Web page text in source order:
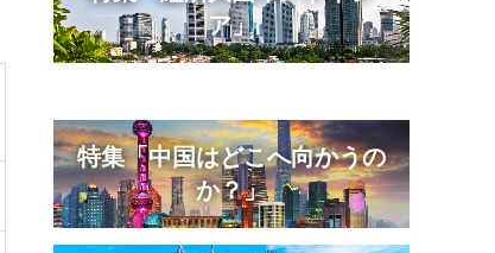
ア」
特集「中国はどこへ向かうの
か？」